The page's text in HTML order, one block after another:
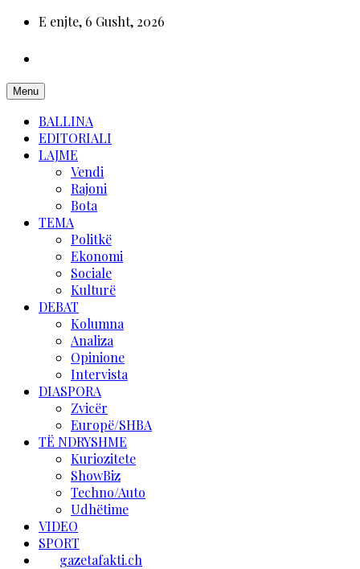
E enjte, 6 Gusht, 2026
Menu
BALLINA
EDITORIALI
LAJME
Vendi
Rajoni
Bota
TEMA
Politkë
Ekonomi
Sociale
Kulturë
DEBAT
Kolumna
Analiza
Opinione
Intervista
DIASPORA
Zvicër
Europë/SHBA
TË NDRYSHME
Kuriozitete
ShowBiz
Techno/Auto
Udhëtime
VIDEO
SPORT
gazetafakti.ch